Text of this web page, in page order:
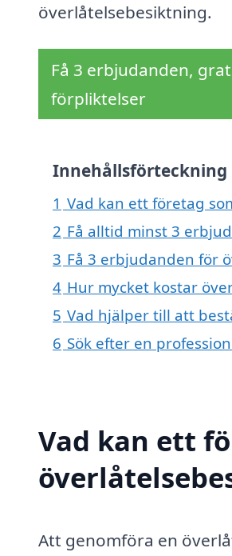
överlåtelsebesiktning.
Få 3 erbjudanden,
förpliktelser
Innehållsförteckning
1 Vad kan ett företag
2 Få alltid minst 3
3 Få 3 erbjudanden för
4 Hur mycket kostar
5 Vad hjälper till att
6 Sök efter en
Vad kan ett
Att genomföra en